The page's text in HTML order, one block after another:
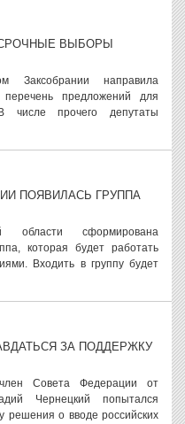
ВЫБОРЫ
Заксобрании направила
перечень предложений для
числе прочего депутаты
ПОЯВИЛАСЬ ГРУППА
области сформирована
которая будет работать
Входить в группу будет
ЗА ПОДДЕРЖКУ
Совета Федерации от
Чернецкий попытался
решения о вводе российских